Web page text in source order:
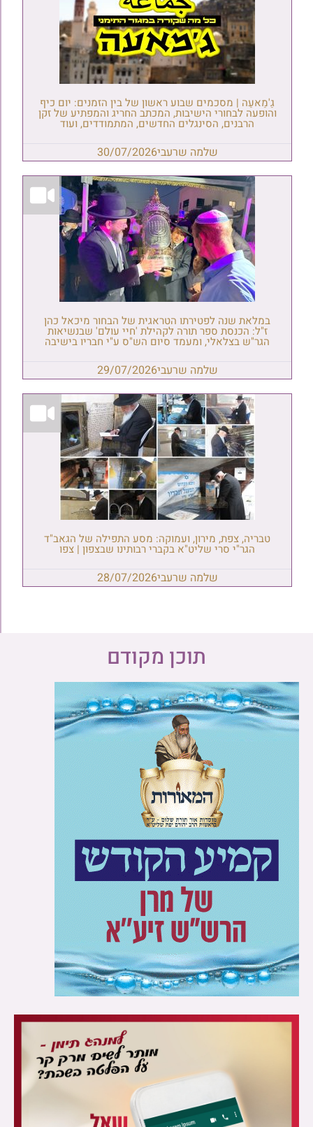
גַ'מַאעַה | מסכמים שבוע ראשון של בין הזמנים: יום כיף
והופעה לבחורי הישיבות, המכתב החריג והמפתיע של זקן
הרבנים, הסינגלים החדשים, המתמודדים, ועוד
שלמה שרעבי30/07/2026
במלאת שנה לפטירתו הטראגית של הבחור מיכאל כהן
ז"ל: הכנסת ספר תורה לקהילת 'חיי עולם' שבנשיאות
הגר"ש בצלאלי, ומעמד סיום הש"ס ע"י חבריו בישיבה
שלמה שרעבי29/07/2026
טבריה, צפת, מירון, ועמוקה: מסע התפילה של הגאב"ד
הגר"י סרי שליט"א בקברי רבותינו שבצפון | צפו
שלמה שרעבי28/07/2026
תוכן מקודם